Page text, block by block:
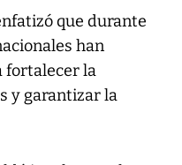
que durante
han
fortalecer la
y garantizar la